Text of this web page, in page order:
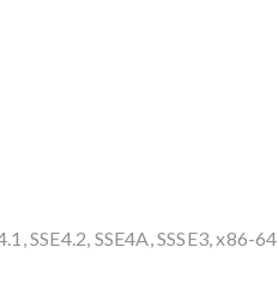
SSE4.2, SSE4A, SSSE3, x86-64